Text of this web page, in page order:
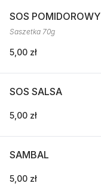
SOS POMIDOROWY
Saszetka 70g
5,00 zł
SOS SALSA
5,00 zł
SAMBAL
5,00 zł